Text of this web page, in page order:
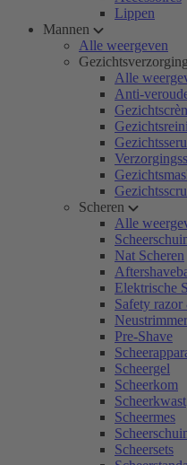
Lippen
Mannen
Alle weergeven
Gezichtsverzorging
Alle
Anti-
Scheren
Alle
Nat Scheren
Elektrische
Safety razor
Pre-Shave
Scheergel
Scheerkom
Scheerkwast
Scheermes
Scheersets